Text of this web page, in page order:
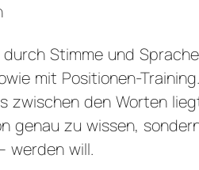
Stimme und Sprache
mit Positionen-
zwischen den Worten
genau zu wissen,
werden will.